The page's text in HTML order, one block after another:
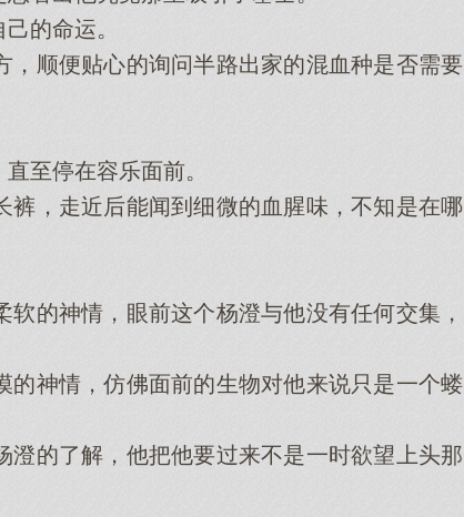
的命运。
顺便贴心的询问半路出家的混血种是否需要
至停在容乐面前。
，走近后能闻到细微的血腥味，不知是在哪
的神情，眼前这个杨澄与他没有任何交集，
神情，仿佛面前的生物对他来说只是一个蝼
的了解，他把他要过来不是一时欲望上头那